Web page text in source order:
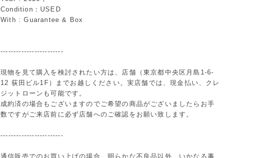
Condition：USED
With : Guarantee & Box
------------------------
現物を見て購入を検討されたい方は、店舗（東京都中央区月島1-6-
12 荻田ビル1F）までお越しください。実店舗では、現金払い、クレ
ジットローンも可能です。
成約済の場合もございますのでご希望の商品がございましたらお手
数ですがご来店前に必ず店舗へのご確認をお願い致します。
------------------------